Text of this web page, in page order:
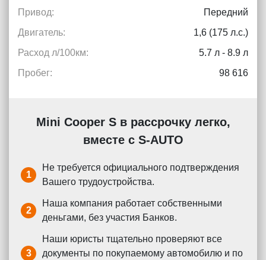
Привод:
Передний
Двигатель:
1,6 (175 л.с.)
Расход л/100км:
5.7 л - 8.9 л
Пробег:
98 616
Mini Cooper S в рассрочку легко,
вместе с S-AUTO
1
Не требуется официального подтверждения
Вашего трудоустройства.
2
Наша компания работает собственными
деньгами, без участия Банков.
3
Наши юристы тщательно проверяют все
документы по покупаемому автомобилю и по